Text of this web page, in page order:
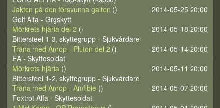
2014-05-25 20:00
Jakten på den försvunna galten ()
Golf Alfa - Grgskytt
2014-05-18 20:00
Mörkrets hjärta del 2 ()
Bittersteel 1-3, skyttegrupp - Sjukvårdare
2014-05-14 20:00
Träna med Anrop - Pluton del 2 ()
EA - Skyttesoldat
2014-05-11 20:00
Mörkrets hjärta ()
Bittersteel 1-2, skyttegrupp - Sjukvårdare
2014-05-07 20:00
Träna med Anrop - Amfibie ()
Foxtrot Alfa - Skyttesoldat